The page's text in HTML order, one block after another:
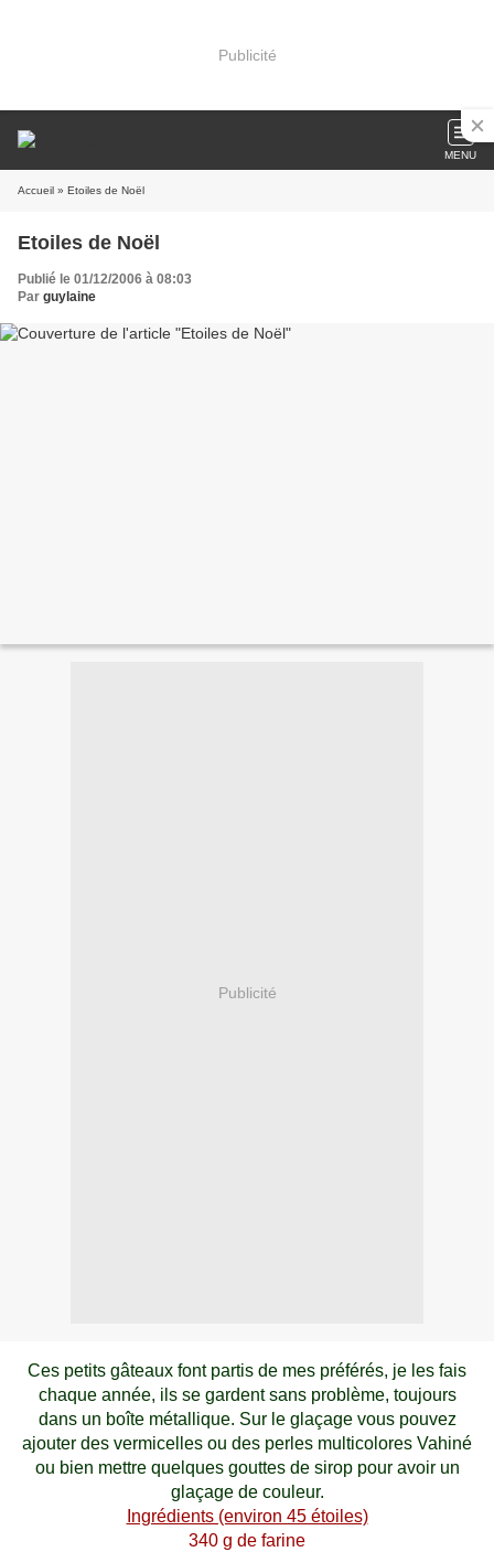
Publicité
MENU
Accueil » Etoiles de Noël
Etoiles de Noël
Publié le 01/12/2006 à 08:03
Par guylaine
Publicité
Ces petits gâteaux font partis de mes préférés, je les fais
chaque année, ils se gardent sans problème, toujours
dans un boîte métallique. Sur le glaçage vous pouvez
ajouter des vermicelles ou des perles multicolores Vahiné
ou bien mettre quelques gouttes de sirop pour avoir un
glaçage de couleur.
Ingrédients (environ 45 étoiles)
340 g de farine